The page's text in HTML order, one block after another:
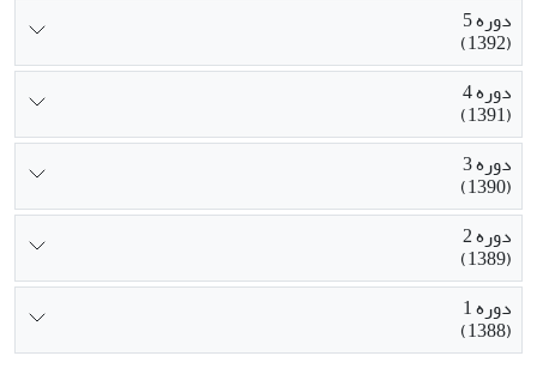
دوره 5
(1392)
دوره 4
(1391)
دوره 3
(1390)
دوره 2
(1389)
دوره 1
(1388)